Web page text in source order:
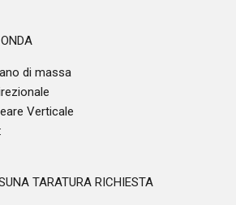
di massa
Verticale
TARATURA RICHIESTA